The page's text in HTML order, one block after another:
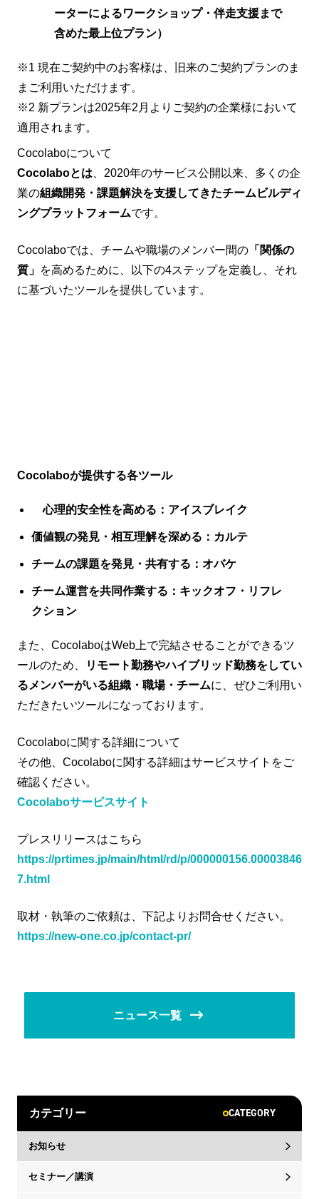
ーターによるワークショップ・伴走支援まで
含めた最上位プラン）
※1 現在ご契約中のお客様は、旧来のご契約プランのま
まご利用いただけます。
※2 新プランは2025年2月よりご契約の企業様において
適用されます。
Cocolaboについて
Cocolaboとは 、2020年のサービス公開以来、多くの企
業の組織開発・課題解決を支援してきたチームビルディ
ングプラットフォームです。
Cocolaboでは、チームや職場のメンバー間の 「関係の
質」 を高めるために、以下の4ステップを定義し、それ
に基づいたツールを提供しています。
Cocolaboが提供する各ツール
心理的安全性を高める：アイスブレイク
価値観の発見・相互理解を深める：カルテ
チームの課題を発見・共有する：オバケ
チーム運営を共同作業する：キックオフ・リフレ
クション
また、CocolaboはWeb上で完結させることができるツ
ールのため、
リモート勤務やハイブリッド勤務をしてい
るメンバーがいる組織・職場・チームに、ぜひご利用い
ただきたいツールになっております。
Cocolaboに関する詳細について
その他、Cocolaboに関する詳細はサービスサイトをご
確認ください。
Cocolaboサービスサイト
プレスリリースはこちら
https://prtimes.jp/main/html/rd/p/000000156.00003846
7.html
取材・執筆のご依頼は、下記よりお問合せください。
https://new-one.co.jp/contact-pr/
ニュース一覧
カテゴリー CATEGORY
お知らせ
セミナー／講演